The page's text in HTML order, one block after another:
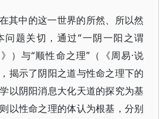
其中的这一世界的所然、所以然
问题关切，通过“一阴一阳之谓
）与“顺性命之理”（《周易·说
揭示了阴阳之道与性命之理下的
以阴阳消息大化天道的探究为基
以性命之理的体认为根基，分别